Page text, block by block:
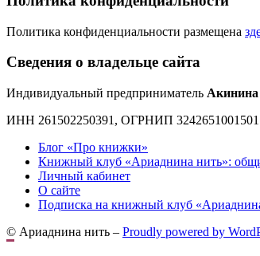
Политика конфиденциальности размещена
Сведения о владельце сайта
Индивидуальный предприниматель Акинина
ИНН 261502250391, ОГРНИП
Блог «Про книжки»
Книжный клуб «Ариаднина нить»:
Личный кабинет
О сайте
Подписка на книжный клуб
© Ариаднина нить – Proudly powered by